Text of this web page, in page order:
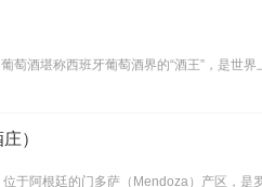
萄酒堪称西班牙葡萄酒界的“酒王”，是世
）
于阿根廷的门多萨（Mendoza）产区，是